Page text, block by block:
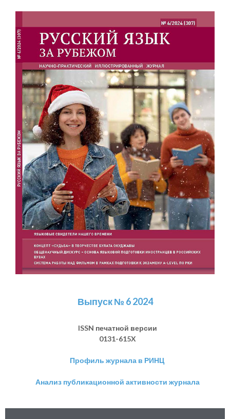
Выпуск № 6 2024
ISSN печатной версии
0131-615X
Профиль журнала в РИНЦ
Анализ публикационной активности журнала